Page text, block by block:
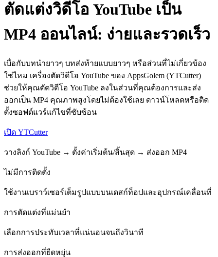
ตัดแต่งวิดีโอ YouTube เป็น
MP4 ออนไลน์: ง่ายและรวดเร็ว
เบื่อกับบทนำยาวๆ บทส่งท้ายแบบยาวๆ หรือส่วนที่ไม่เกี่ยวข้อง
ใช่ไหม เครื่องตัดวิดีโอ YouTube ของ AppsGolem (YTCutter)
ช่วยให้คุณตัดวิดีโอ YouTube ลงในส่วนที่คุณต้องการและส่ง
ออกเป็น MP4 คุณภาพสูงโดยไม่ต้องใช้เลย ดาวน์โหลดหรือติด
ตั้งซอฟต์แวร์แก้ไขที่ซับซ้อน
เปิด YTCutter
วางลิงก์ YouTube → ตั้งค่าเริ่มต้น/สิ้นสุด → ส่งออก MP4
ไม่มีการติดตั้ง
ใช้งานเบราว์เซอร์เต็มรูปแบบบนเดสก์ท็อปและอุปกรณ์เคลื่อนที่
การตัดแต่งที่แม่นยำ
เลือกการประทับเวลาที่แน่นอนจนถึงวินาที
การส่งออกที่ยืดหยุ่น